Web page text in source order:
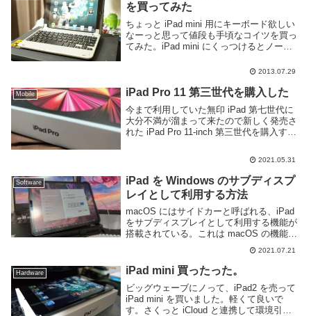
を買ってみた
ちょっと iPad mini 用にキーボード欲しい
なーっと思って値段も手頃なコイツを買っ
てみた。iPad mini にくっつけるとノート
ーボードです。3000円ほどで買いました。
2013.07.29
Mobile iPad Pro 11 第三世代を購入した
今まで利用していた無印 iPad 第七世代に
大分不満が溜まって来たので新しく発売さ
れた iPad Pro 11-inch 第三世代を購入する
2021.05.31
Software
iPad を Windows のサブディスプ
レイとして利用する方法
macOS にはサイドカーと呼ばれる、iPad
をサブディスプレイとして利用する機能が
搭載されている。これは macOS の機能な
ので当然 Windows では利用できない。し
かし、iPad ユーザーの中には Windows を
利用している...
2021.07.21
Hardware iPad mini 買ったった。
ビッグウェーブにノって、iPad2 を売って
iPad mini を買いました。軽くて良いで
す。さくっと iCloud と連携して環境引き